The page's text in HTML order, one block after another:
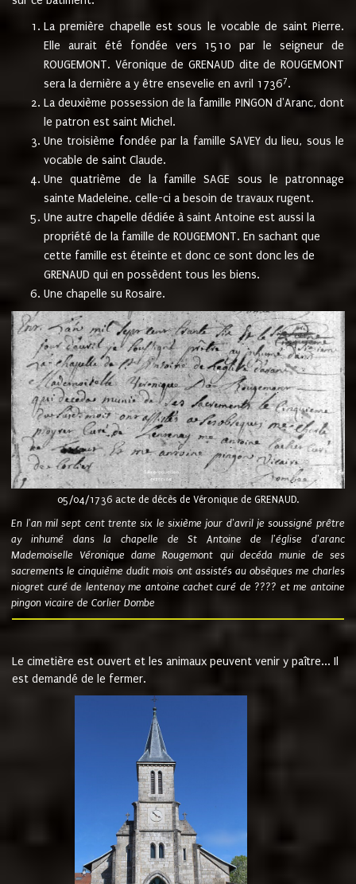
La première chapelle est sous le vocable de saint Pierre.
Elle aurait été fondée vers 1510 par le seigneur de
ROUGEMONT. Véronique de GRENAUD dite de ROUGEMONT
sera la dernière a y être ensevelie en avril 17367.
La deuxième possession de la famille PINGON d'Aranc, dont
le patron est saint Michel.
Une troisième fondée par la famille SAVEY du lieu, sous le
vocable de saint Claude.
Une quatrième de la famille SAGE sous le patronnage
sainte Madeleine. celle-ci a besoin de travaux rugent.
Une autre chapelle dédiée à saint Antoine est aussi la
propriété de la famille de ROUGEMONT. En sachant que
cette famille est éteinte et donc ce sont donc les de
GRENAUD qui en possèdent tous les biens.
Une chapelle su Rosaire.
05/04/1736 acte de décès de Véronique de GRENAUD.
En l'an mil sept cent trente six le sixième jour d'avril je soussigné prêtre
ay inhumé dans la chapelle de St Antoine de l'église d'aranc
Mademoiselle Véronique dame Rougemont qui decéda munie de ses
sacrements le cinquième dudit mois ont assistés au obsèques me charles
niogret curé de lentenay me antoine cachet curé de ???? et me antoine
pingon vicaire de Corlier Dombe
Le cimetière est ouvert et les animaux peuvent venir y paître... Il
est demandé de le fermer.